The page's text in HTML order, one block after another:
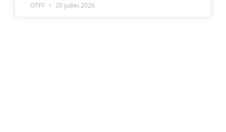
OTFY 20 juillet 2026